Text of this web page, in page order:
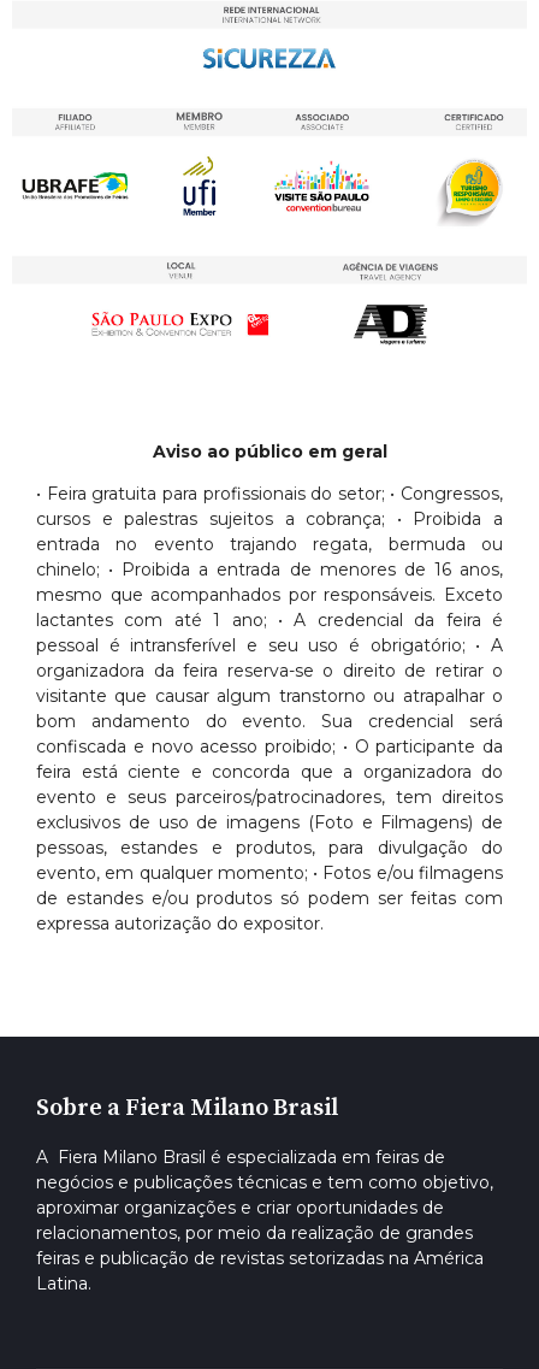
Aviso ao público em geral
• Feira gratuita para profissionais do setor; • Congressos,
cursos e palestras sujeitos a cobrança; • Proibida a
entrada no evento trajando regata, bermuda ou
chinelo; • Proibida a entrada de menores de 16 anos,
mesmo que acompanhados por responsáveis. Exceto
lactantes com até 1 ano; • A credencial da feira é
pessoal é intransferível e seu uso é obrigatório; • A
organizadora da feira reserva-se o direito de retirar o
visitante que causar algum transtorno ou atrapalhar o
bom andamento do evento. Sua credencial será
confiscada e novo acesso proibido; • O participante da
feira está ciente e concorda que a organizadora do
evento e seus parceiros/patrocinadores, tem direitos
exclusivos de uso de imagens (Foto e Filmagens) de
pessoas, estandes e produtos, para divulgação do
evento, em qualquer momento; • Fotos e/ou filmagens
de estandes e/ou produtos só podem ser feitas com
expressa autorização do expositor.
Sobre a Fiera Milano Brasil
A Fiera Milano Brasil é especializada em feiras de
negócios e publicações técnicas e tem como objetivo,
aproximar organizações e criar oportunidades de
relacionamentos, por meio da realização de grandes
feiras e publicação de revistas setorizadas na América
Latina.